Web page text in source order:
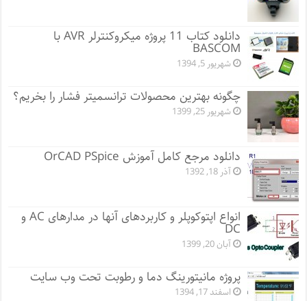
دانلود کتاب 11 پروژه میکروکنترلر AVR با
BASCOM
شهریور 5, 1394
چگونه بهترین محصولات ترانسمیتر فشار را بخریم؟
شهریور 25, 1399
دانلود مرجع کامل آموزش OrCAD PSpice
آذر 18, 1392
انواع اپتوکوپلر و کاربردهای آنها در مدارهای AC و
DC
آبان 20, 1399
پروژه مانيتورينگ دما و رطوبت تحت وب سایت
اسفند 17, 1394